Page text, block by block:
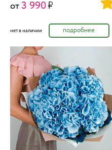
от 3 990
нет в наличии подробнее